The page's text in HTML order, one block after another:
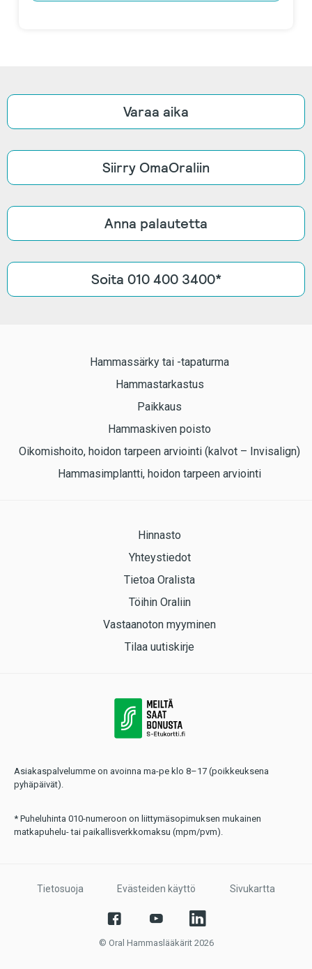
Varaa aika
Siirry OmaOraliin
Anna palautetta
Soita 010 400 3400*
Hammassärky tai -tapaturma
Hammastarkastus
Paikkaus
Hammaskiven poisto
Oikomishoito, hoidon tarpeen arviointi (kalvot – Invisalign)
Hammasimplantti, hoidon tarpeen arviointi
Hinnasto
Yhteystiedot
Tietoa Oralista
Töihin Oraliin
Vastaanoton myyminen
Tilaa uutiskirje
Asiakaspalvelumme on avoinna ma-pe klo 8–17 (poikkeuksena
pyhäpäivät).
* Puheluhinta 010-numeroon on liittymäsopimuksen mukainen
matkapuhelu- tai paikallisverkkomaksu (mpm/pvm).
Tietosuoja Evästeiden käyttö Sivukartta
© Oral Hammaslääkärit 2026